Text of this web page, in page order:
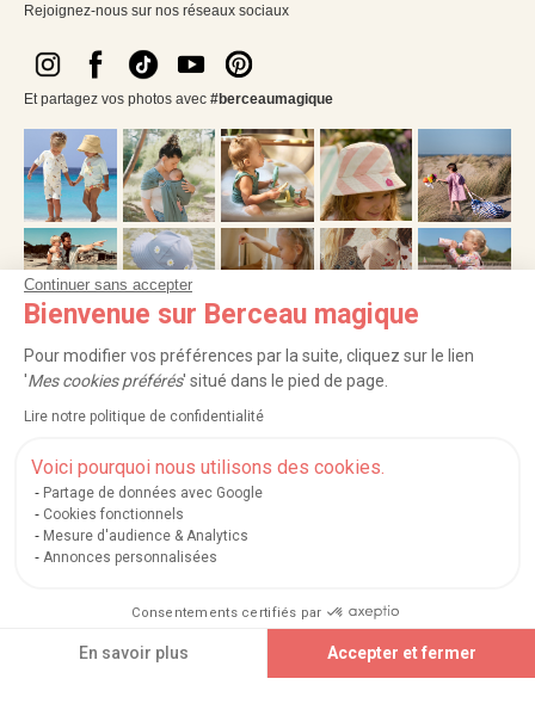
Continuer sans accepter
Bienvenue sur Berceau magique
Pour modifier vos préférences par la suite, cliquez sur le lien
'Mes cookies préférés' situé dans le pied de page.
Lire notre politique de confidentialité
Voici pourquoi nous utilisons des cookies.
Partage de données avec Google
Cookies fonctionnels
Mesure d'audience & Analytics
Annonces personnalisées
Consentements certifiés par
En savoir plus Accepter et fermer
Ajouter au panier
Rejoignez-nous sur nos réseaux sociaux
Et partagez vos photos avec #berceaumagique
NOS SERVICES
À PROPOS
PROFESSIONNELS